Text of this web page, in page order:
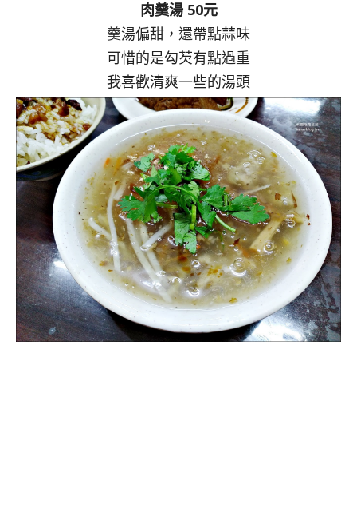
肉羹湯 50元
羹湯偏甜，還帶點蒜味
可惜的是勾芡有點過重
我喜歡清爽一些的湯頭